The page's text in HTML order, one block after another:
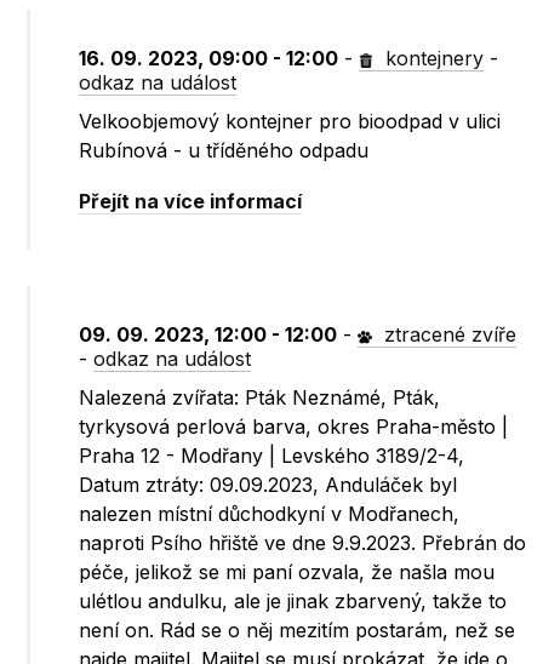
16. 09. 2023, 09:00 - 12:00 - kontejnery -
odkaz na událost
Velkoobjemový kontejner pro bioodpad v ulici
Rubínová - u tříděného odpadu
Přejít na více informací
09. 09. 2023, 12:00 - 12:00 -
ztracené zvíře
-odkaz na událost
Nalezená zvířata: Pták Neznámé, Pták,
tyrkysová perlová barva, okres Praha-město |
Praha 12 - Modřany | Levského 3189/2-4,
Datum ztráty: 09.09.2023, Anduláček byl
nalezen místní důchodkyní v Modřanech,
naproti Psího hřiště ve dne 9.9.2023. Přebrán do
péče, jelikož se mi paní ozvala, že našla mou
ulétlou andulku, ale je jinak zbarvený, takže to
není on. Rád se o něj mezitím postarám, než se
najde majitel. Majitel se musí prokázat, že jde o